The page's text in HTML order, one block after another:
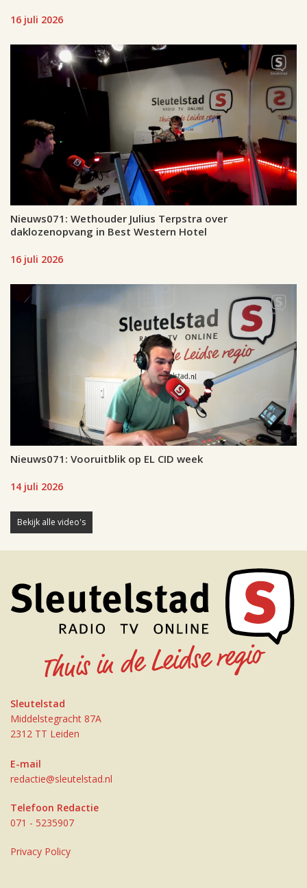
16 juli 2026
Nieuws071: Wethouder Julius Terpstra over
daklozenopvang in Best Western Hotel
16 juli 2026
Nieuws071: Vooruitblik op EL CID week
14 juli 2026
Bekijk alle video's
Sleutelstad
Middelstegracht 87A
2312 TT Leiden
E-mail
redactie@sleutelstad.nl
Telefoon Redactie
071 - 5235907
Privacy Policy